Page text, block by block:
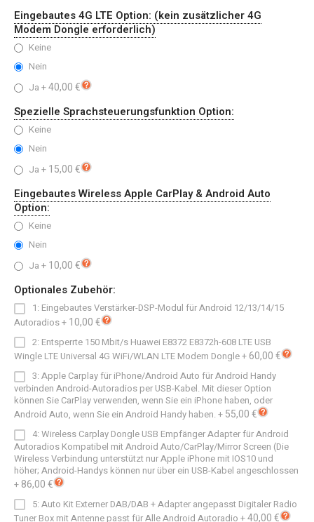
Eingebautes 4G LTE Option: (kein zusätzlicher 4G
Modem Dongle erforderlich)
Keine
Nein
Ja +40,00 €
Spezielle Sprachsteuerungsfunktion Option:
Keine
Nein
Ja + 15,00 €
Eingebautes Wireless Apple CarPlay & Android Auto
Option:
Keine
Nein
Ja + 10,00 €
Optionales Zubehör:
1: Eingebautes Verstärker-DSP-Modul für Android 12/13/14/15
Autoradios+ 10,00 €
2: Entsperrte 150 Mbit/s Huawei E8372 E8372h-608 LTE USB
Wingle LTE Universal 4G WiFi/WLAN LTE Modem Dongle+60,00 €
3: Apple Carplay für iPhone/Android Auto für Android Handy
verbinden Android-Autoradios per USB-Kabel. Mit dieser Option
können Sie CarPlay verwenden, wenn Sie ein iPhone haben, oder
Android Auto, wenn Sie ein Android Handy haben. + 55,00 €
4: Wireless Carplay Dongle USB Empfänger Adapter für Android
Autoradios Kompatibel mit Android Auto/CarPlay/Mirror Screen (Die
Wireless Verbindung unterstützt nur Apple iPhone mit IOS10 und
höher; Android-Handys können nur über ein USB-Kabel angeschlossen
+ 86,00 €
5: Auto Kit Externer DAB/DAB + Adapter angepasst Digitaler Radio
Tuner Box mit Antenne passt für Alle Android Autoradio +40,00 €